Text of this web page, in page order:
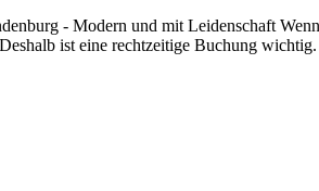
- Modern und mit Leidenschaft
ist eine rechtzeitige Buchung